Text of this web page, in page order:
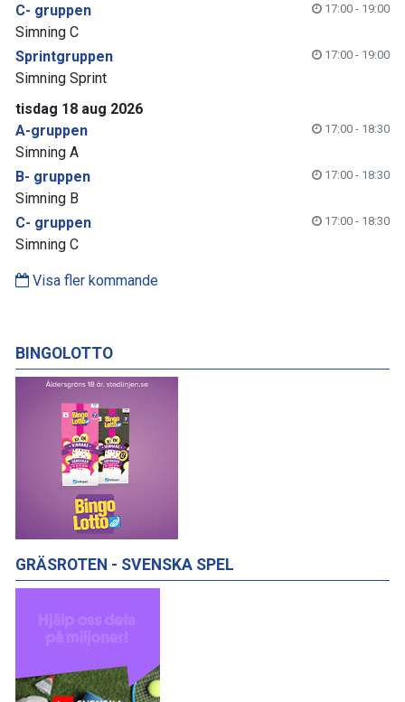
C- gruppen
17:00 - 19:00
Simning C
Sprintgruppen
17:00 - 19:00
Simning Sprint
tisdag 18 aug 2026
A-gruppen
17:00 - 18:30
Simning A
B- gruppen
17:00 - 18:30
Simning B
C- gruppen
17:00 - 18:30
Simning C
Visa fler kommande
BINGOLOTTO
GRÄSROTEN - SVENSKA SPEL